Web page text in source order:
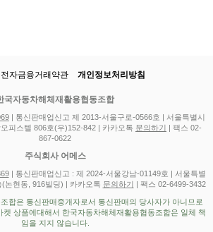
전자금융거래약관 개인정보처리방침
국자동차해체재활용협동조합
| 통신판매업신고 제 2013-서울구로-0566호 | 서울특별시
피스텔 806호(우)152-842 | 카카오톡 문의하기
| 팩스 02-
867-0622
주식회사 어메스
| 통신판매업신고 : 제 2024-서울강남-01149호 | 서울특별
논현동, 916빌딩) | 카카오톡 문의하기 | 팩스 02-6499-3432
합은 통신판매중개자로서 통신판매의 당사자가 아니므로
켓 상품에대해서 한국자동차해체재활용협동조합은 일체 책
임을 지지 않습니다.